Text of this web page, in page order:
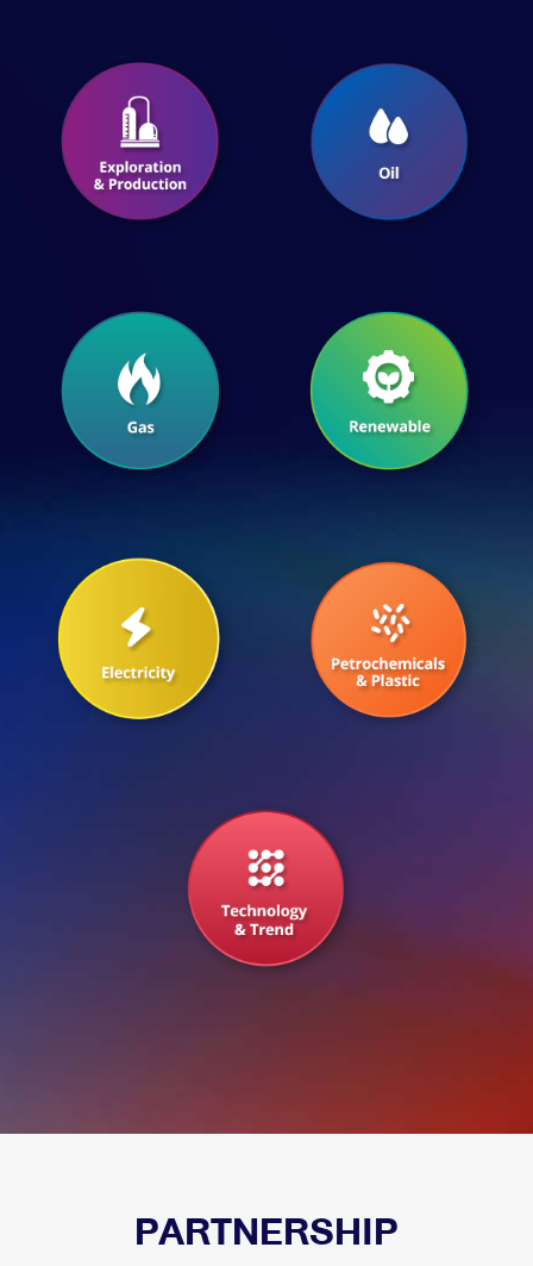
PARTNERSHIP